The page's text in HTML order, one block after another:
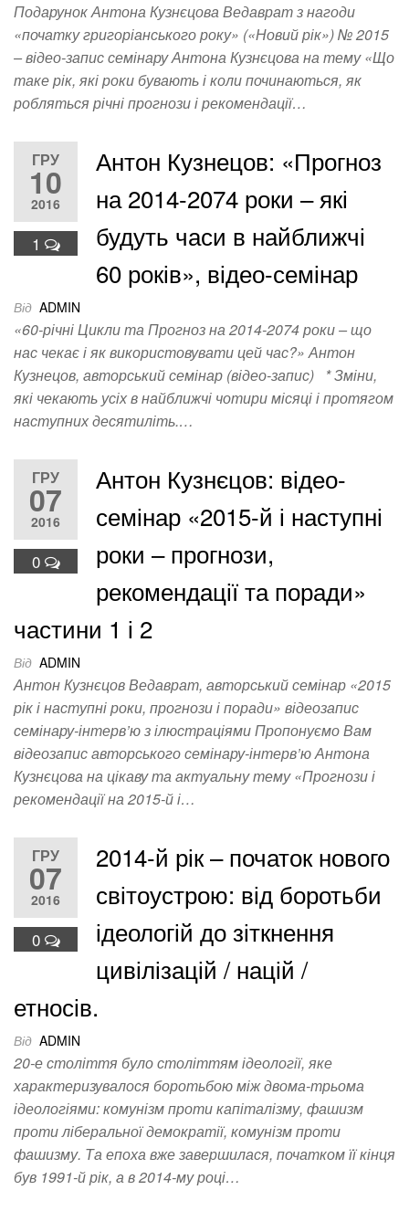
Подарунок Антона Кузнєцова Ведаврат з нагоди
«початку григоріанського року» («Новий рік») № 2015
– відео-запис семінару Антона Кузнєцова на тему «Що
таке рік, які роки бувають і коли починаються, як
робляться річні прогнози і рекомендації…
ГРУ
10
2016
1
Антон Кузнецов: «Прогноз
на 2014-2074 роки – які
будуть часи в найближчі
60 років», відео-семінар
Від ADMIN
«60-річні Цикли та Прогноз на 2014-2074 роки – що
нас чекає і як використовувати цей час?» Антон
Кузнецов, авторський семінар (відео-запис) * Зміни,
які чекають усіх в найближчі чотири місяці і протягом
наступних десятиліть.…
ГРУ
07
2016
0
Антон Кузнєцов: відео-
семінар «2015-й і наступні
роки – прогнози,
рекомендації та поради»
частини 1 і 2
Від ADMIN
Антон Кузнєцов Ведаврат, авторський семінар «2015
рік і наступні роки, прогнози і поради» відеозапис
семінару-інтерв’ю з ілюстраціями Пропонуємо Вам
відеозапис авторського семінару-інтерв’ю Антона
Кузнєцова на цікаву та актуальну тему «Прогнози і
рекомендації на 2015-й і…
ГРУ
07
2016
0
2014-й рік – початок нового
світоустрою: від боротьби
ідеологій до зіткнення
цивілізацій / націй /
етносів.
Від ADMIN
20-е століття було століттям ідеології, яке
характеризувалося боротьбою між двома-трьома
ідеологіями: комунізм проти капіталізму, фашизм
проти ліберальної демократії, комунізм проти
фашизму. Та епоха вже завершилася, початком її кінця
був 1991-й рік, а в 2014-му році…